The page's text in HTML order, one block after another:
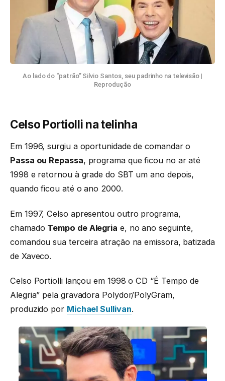
Ao lado do “patrão” Silvio Santos, seu padrinho na televisão |
Reprodução
Celso Portiolli na telinha
Em 1996, surgiu a oportunidade de comandar o
Passa ou Repassa, programa que ficou no ar até
1998 e retornou à grade do SBT um ano depois,
quando ficou até o ano 2000.
Em 1997, Celso apresentou outro programa,
chamado Tempo de Alegria e, no ano seguinte,
comandou sua terceira atração na emissora, batizada
de Xaveco.
Celso Portiolli lançou em 1998 o CD “É Tempo de
Alegria” pela gravadora Polydor/PolyGram,
produzido por Michael Sullivan.